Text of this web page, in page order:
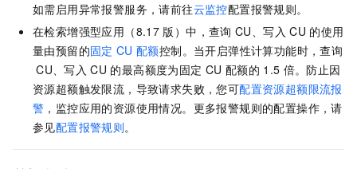
如需启用异常报警服务，请前往云监控配置报警规则。
在检索增强型应用（8.17 版）中，查询 CU、写入 CU 的使用
量由预留的固定 CU 配额控制。当开启弹性计算功能时，查询
CU、写入 CU 的最高额度为固定 CU 配额的 1.5 倍。防止因
资源超额触发限流，导致请求失败，您可配置资源超额限流报
警 ，监控应用的资源使用情况。更多报警规则的配置操作，请
参见配置报警规则。